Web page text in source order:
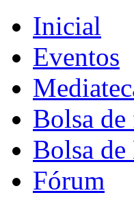
Inicial
Eventos
Bolsa de
Bolsa de
Fórum